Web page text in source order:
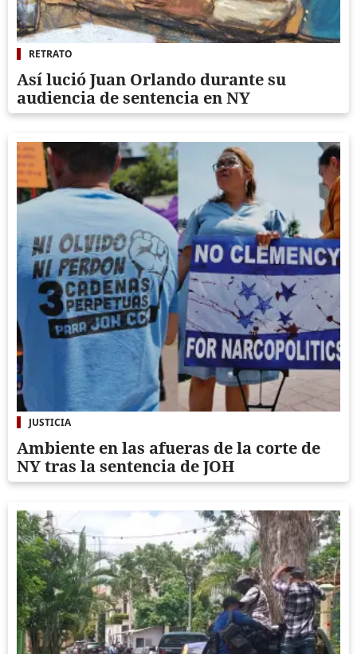
RETRATO
Así lució Juan Orlando durante su
audiencia de sentencia en NY
JUSTICIA
Ambiente en las afueras de la corte de
NY tras la sentencia de JOH